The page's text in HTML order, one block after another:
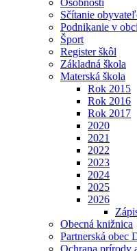
Osobnosti
Sčítanie
Podnikanie v obci
Šport
Register škôl
Základná škola
Materská škola
Rok 2015
Rok 2016
Rok 2017
2020
2021
2022
2023
2024
2025
2026
Obecná knižnica
Partnerská obec
Ochrana prírody